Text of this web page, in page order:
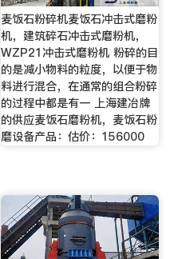
麦饭石粉碎机麦饭石冲击式磨粉
机，建筑碎石冲击式磨粉机，
WZP21冲击式磨粉机 粉碎的目
的是减小物料的粒度，以便于物
料进行混合，在通常的组合粉碎
的过程中都是有一 上海建冶牌
的供应麦饭石磨粉机，麦饭石粉
磨设备产品：估价：156000